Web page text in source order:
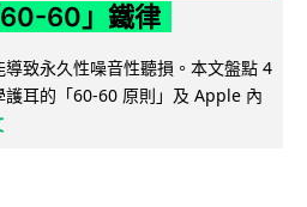
60」鐵律
致永久性噪音性聽損。本文盤點 4
耳的「60-60 原則」及 Apple 內